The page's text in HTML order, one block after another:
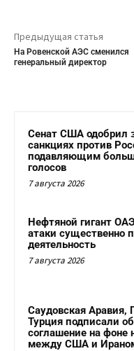
Предыдущая статья
На Ровенской АЭС сменился
генеральный директор
Сенат США одобрил
санкциях против
подавляющим
голосов
7 августа 2026
Нефтяной гигант
атаки существенно
деятельность
7 августа 2026
Саудовская Аравия,
Турция подписали
соглашение на фоне
между США и